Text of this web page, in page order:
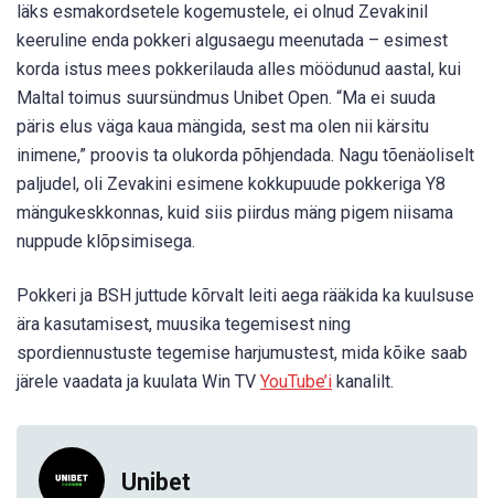
läks esmakordsetele kogemustele, ei olnud Zevakinil
keeruline enda pokkeri algusaegu meenutada – esimest
korda istus mees pokkerilauda alles möödunud aastal, kui
Maltal toimus suursündmus Unibet Open. “Ma ei suuda
päris elus väga kaua mängida, sest ma olen nii kärsitu
inimene,” proovis ta olukorda põhjendada. Nagu tõenäoliselt
paljudel, oli Zevakini esimene kokkupuude pokkeriga Y8
mängukeskkonnas, kuid siis piirdus mäng pigem niisama
nuppude klõpsimisega.
Pokkeri ja BSH juttude kõrvalt leiti aega rääkida ka kuulsuse
ära kasutamisest, muusika tegemisest ning
spordiennustuste tegemise harjumustest, mida kõike saab
järele vaadata ja kuulata Win TV YouTube’i kanalilt.
Unibet